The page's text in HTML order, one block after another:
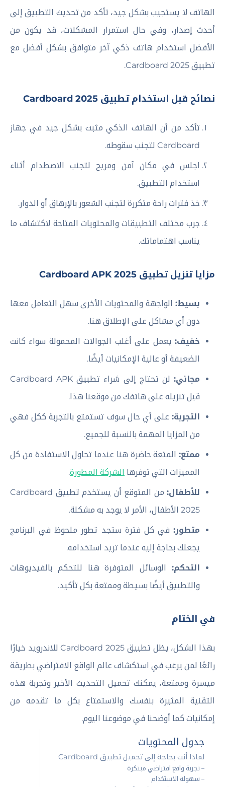
الهاتف لا يستجيب بشكل جيد، تأكد من تحديث التطبيق إلى
أحدث إصدار، وفي حال استمرار المشكلات، قد يكون من
الأفضل استخدام هاتف ذكي آخر متوافق بشكل أفضل مع
تطبيق Cardboard 2025.
نصائح قبل استخدام تطبيق Cardboard 2025
تأكد من أن الهاتف الذكي مثبت بشكل جيد في جهاز
Cardboard لتجنب سقوطه.
اجلس في مكان آمن ومريح لتجنب الاصطدام أثناء
استخدام التطبيق.
خذ فترات راحة متكررة لتجنب الشعور بالإرهاق أو الدوار.
جرب مختلف التطبيقات والمحتويات المتاحة لاكتشاف ما
يناسب اهتماماتك.
مزايا تنزيل تطبيق Cardboard APK 2025
بسيط: الواجهة والمحتويات الأخرى سهل التعامل معها
دون أي مشاكل على الإطلاق هنا.
خفيف: يعمل على أغلب الجوالات المحمولة سواء كانت
الضعيفة أو عالية الإمكانيات أيضًا.
مجاني:
لن تحتاج إلى شراء تطبيق Cardboard APK
قبل تنزيله على هاتفك من موقعنا هذا.
التجربة: على أي حال سوف تستمتع بالتجربة ككل فهي
من المزايا المهمة بالنسبة للجميع.
ممتع: المتعة حاضرة هنا عندما تحاول الاستفادة من كل
المميزات التي توفرها الشركة المطورة.
للأطفال:
من المتوقع أن يستخدم تطبيق Cardboard
2025 الأطفال، الأمر لا يوجد به مشكلة.
متطور: في كل فترة ستجد تطور ملحوظ في البرنامج
يجعلك بحاجة إليه عندما تريد استخدامه.
التحكم: الوسائل المتوفرة هنا للتحكم بالفيديوهات
والتطبيق أيضًا بسيطة وممتعة بكل تأكيد.
في الختام
بهذا الشكل، يظل تطبيق Cardboard 2025 للاندرويد خيارًا
رائعًا لمن يرغب في استكشاف عالم الواقع الافتراضي بطريقة
ميسرة وممتعة، يمكنك تحميل التحديث الأخير وتجربة هذه
التقنية المثيرة بنفسك والاستمتاع بكل ما تقدمه من
إمكانيات كما أوضحنا في موضوعنا اليوم.
جدول المحتويات
لماذا أنت بحاجة إلى تحميل تطبيق Cardboard
– تجربة واقع افتراضي مبتكرة
– سهولة الاستخدام